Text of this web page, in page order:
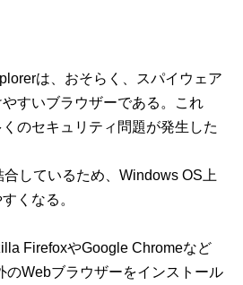
は、おそらく、スパイウェア
すいブラウザーである。これ
のセキュリティ問題が発生した
しているため、Windows OS上
くなる。
FirefoxやGoogle Chromeなど
のWebブラウザーをインストール